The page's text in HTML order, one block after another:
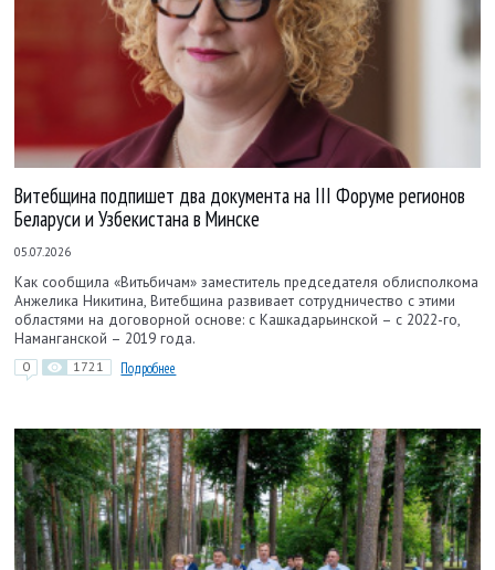
Витебщина подпишет два документа на III Форуме регионов
Беларуси и Узбекистана в Минске
05.07.2026
Как сообщила «Витьбичам» заместитель председателя облисполкома
Анжелика Никитина, Витебщина развивает сотрудничество с этими
областями на договорной основе: с Кашкадарьинской – с 2022-го,
Наманганской – 2019 года.
0 1721 Подробнее